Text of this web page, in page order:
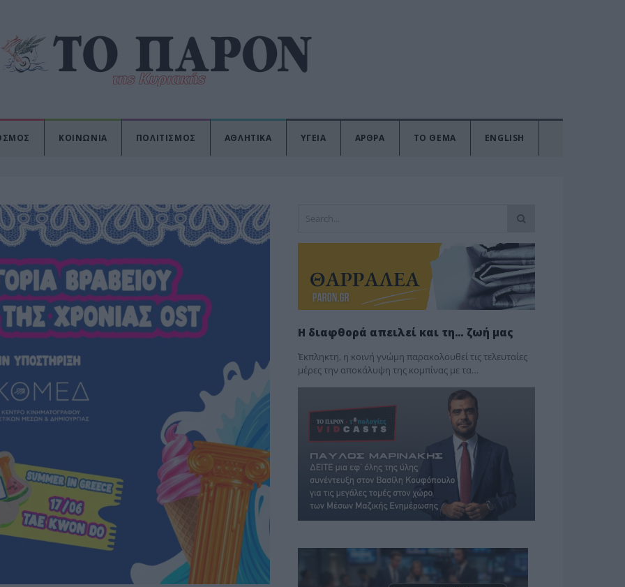
ΚΟΙΝΩΝΙΑ ΠΟΛΙΤΙΣΜΟΣ ΑΘΛΗΤΙΚΑ ΥΓΕΙΑ ΑΡΘΡΑ ΤΟ ΘΕΜΑ ENGLISH
Η διαφθορά απειλεί και τη… ζωή μας
Έκπληκτη, η κοινή γνώμη παρακολουθεί τις τελευταίες
μέρες την αποκάλυψη της κο­μπίνας με τα…